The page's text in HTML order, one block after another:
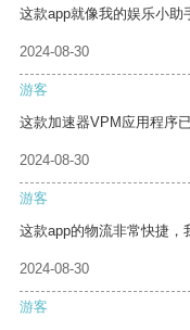
这款app就像我的娱乐小助
2024-08-30
游客
这款加速器VPM应用程序
2024-08-30
游客
这款app的物流非常快捷，
2024-08-30
游客